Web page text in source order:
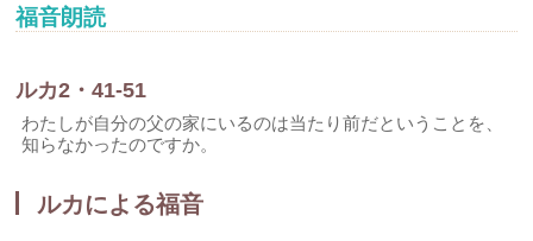
福音朗読
ルカ2・41-51
わたしが自分の父の家にいるのは当たり前だということを、
知らなかったのですか。
ルカによる福音